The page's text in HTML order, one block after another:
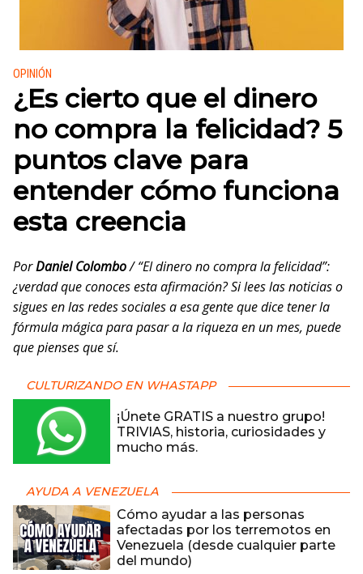
Publicado en:
OPINIÓN
¿Es cierto que el dinero
no compra la felicidad? 5
puntos clave para
entender cómo funciona
esta creencia
PorDaniel Colombo/ “El dinero no compra la felicidad”:
¿verdad que conoces esta afirmación? Si lees las noticias o
sigues en las redes sociales a esa gente que dice tener la
fórmula mágica para pasar a la riqueza en un mes, puede
que pienses que sí.
CULTURIZANDO EN WHASTAPP
¡Únete GRATIS a nuestro grupo!
TRIVIAS, historia, curiosidades y
mucho más.
AYUDA A VENEZUELA
Cómo ayudar a las personas
afectadas por los terremotos en
Venezuela (desde cualquier parte
del mundo)